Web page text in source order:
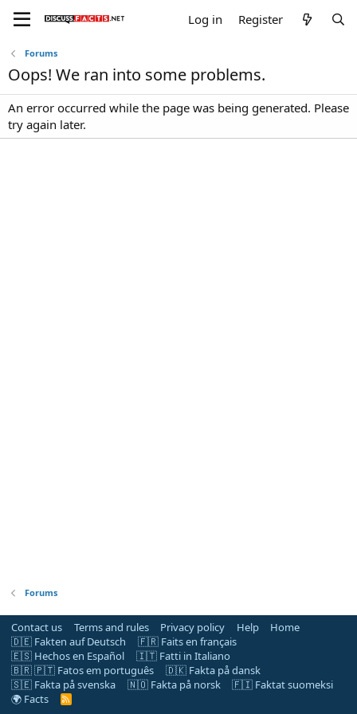
Log in Register
Forums
Oops! We ran into some problems.
An error occurred while the page was being generated. Please
try again later.
Forums
Contact us Terms and rules Privacy policy Help
Home
🇩🇪 Fakten auf Deutsch
🇫🇷 Faits en français
🇪🇸 Hechos en Español
🇮🇹 Fatti in Italiano
🇧🇷 🇵🇹 Fatos em português
🇩🇰 Fakta på dansk
🇸🇪 Fakta på svenska
🇳🇴 Fakta på norsk
🇫🇮 Faktat suomeksi
🌍 Facts
R